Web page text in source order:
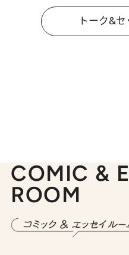
トーク&
COMIC &
ROOM